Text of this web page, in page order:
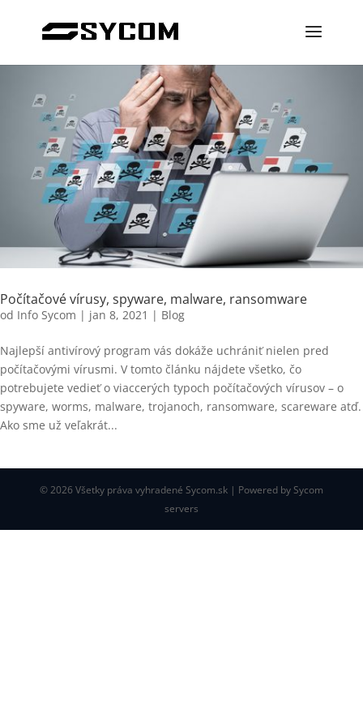
Počítačové vírusy, spyware, malware, ransomware
od Info Sycom | jan 8, 2021 | Blog
Najlepší antivírový program vás dokáže uchrániť nielen pred
počítačovými vírusmi. V tomto článku nájdete všetko, čo
potrebujete vedieť o viaccerých typoch počítačových vírusov – o
spyware, worms, malware, trojanoch, ransomware, scareware atď.
Ako sme už veľakrát...
© 2026 Všetky práva vyhradené Sycom.sk | Powered by Sycom
servers